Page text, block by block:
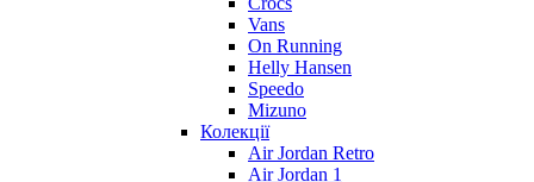
Vans
On Running
Helly Hansen
Speedo
Mizuno
Колекції
Air Jordan Retro
Air Jordan 1